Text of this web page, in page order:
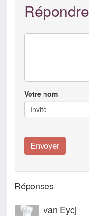
Répondre
Votre nom
Réponses
van Eycj